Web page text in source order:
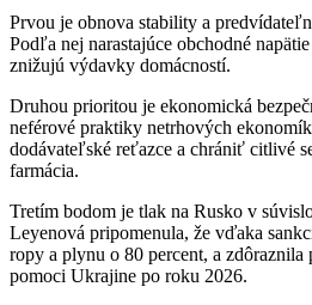
Prvou je obnova stability a
Podľa nej narastajúce obchodné
znižujú výdavky domácností.
Druhou prioritou je ekonomická
neférové praktiky netrhových
dodávateľské reťazce a chrániť citlivé
farmácia.
Tretím bodom je tlak na Rusko v
Leyenová pripomenula, že vďaka
ropy a plynu o 80 percent, a zdôraznila
pomoci Ukrajine po roku 2026.